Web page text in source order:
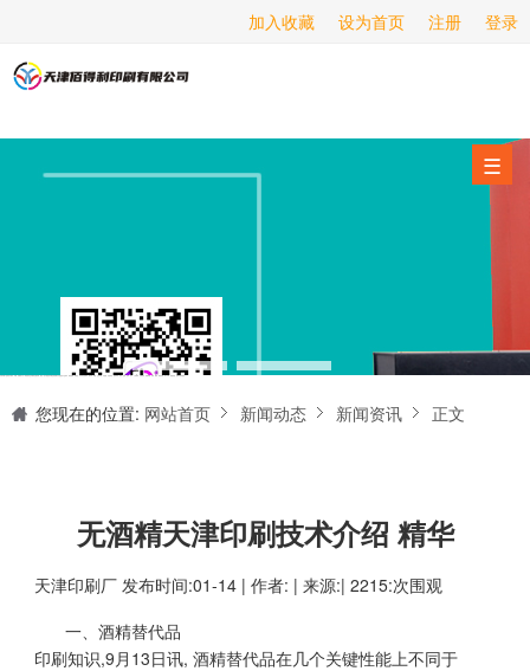
登录
注册
设为首页
加入收藏
☰
海报印刷
服务项目
新闻动态
关于我们
联系我们
您现在的位置: 网站首页 新闻动态 新闻资讯 正文
无酒精天津印刷技术介绍 精华
天津印刷厂 发布时间:01-14 | 作者: | 来源:| 2215:次围观
一、酒精替代品
印刷知识,9月13日讯, 酒精替代品在几个关键性能上不同于